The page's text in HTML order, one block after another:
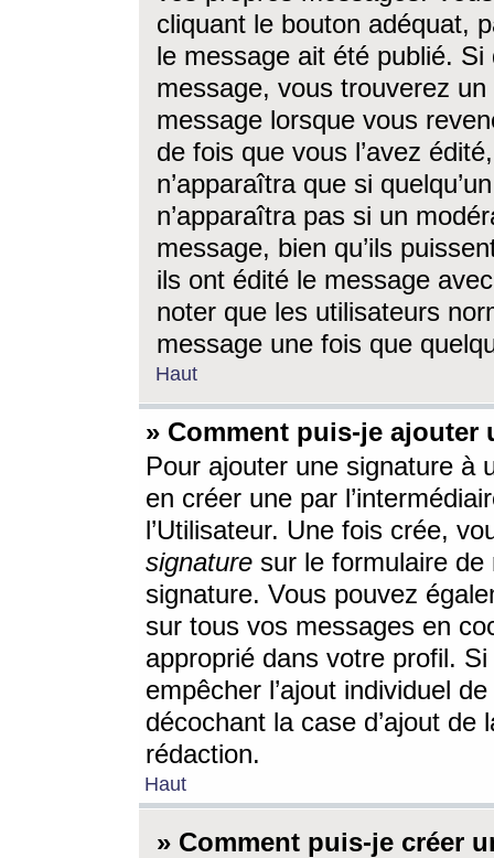
cliquant le bouton adéquat,
le message ait été publié. Si
message, vous trouverez
message lorsque vous
de fois que vous l’avez
n’apparaîtra que si
n’apparaîtra pas si un
message, bien qu’ils
ils ont édité le message
noter que les utilisateurs
message une fois que
Haut
» Comment puis-je ajouter
Pour ajouter une signature à
en créer une par
l’Utilisateur. Une fois crée,
signature sur le formulaire de
signature. Vous pouvez
sur tous vos messages en
approprié dans votre profil.
empêcher l’ajout individuel
décochant la case d’ajout
rédaction.
Haut
» Comment puis-je créer